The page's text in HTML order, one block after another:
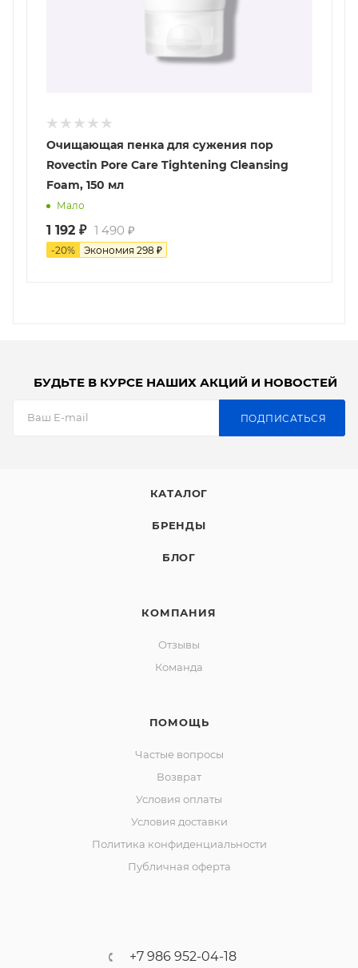
Очищающая пенка для сужения пор
Rovectin Pore Care Tightening Cleansing
Foam, 150 мл
Мало
1 192 ₽ 1 490 ₽
-20% Экономия 298 ₽
БУДЬТЕ В КУРСЕ НАШИХ АКЦИЙ И НОВОСТЕЙ
ПОДПИСАТЬСЯ
КАТАЛОГ
БРЕНДЫ
БЛОГ
КОМПАНИЯ
Отзывы
Команда
ПОМОЩЬ
Частые вопросы
Возврат
Условия оплаты
Условия доставки
Политика конфиденциальности
Публичная оферта
+7 986 952-04-18